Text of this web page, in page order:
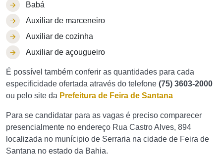
Babá
Auxiliar de marceneiro
Auxiliar de cozinha
Auxiliar de açougueiro
É possível também conferir as quantidades para cada
especificidade ofertada através do telefone (75) 3603-2000
ou pelo site da Prefeitura de Feira de Santana
Para se candidatar para as vagas é preciso comparecer
presencialmente no endereço Rua Castro Alves, 894
localizada no munícipio de Serraria na cidade de Feira de
Santana no estado da Bahia.